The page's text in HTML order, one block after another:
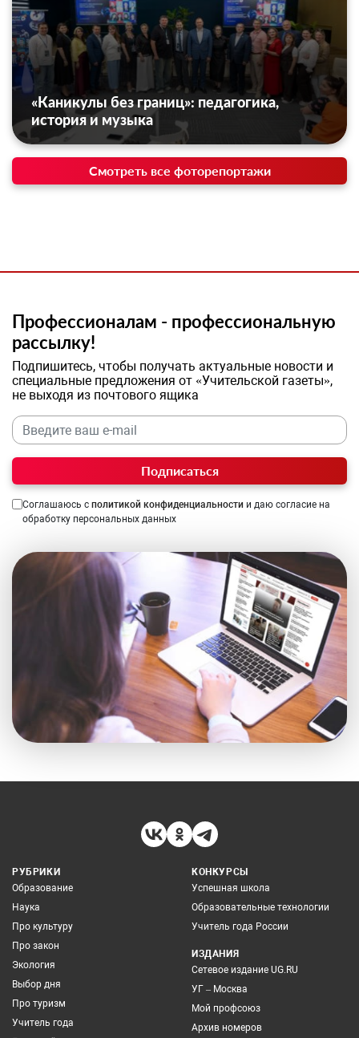
«Каникулы без границ»: педагогика,
история и музыка
Смотреть все фоторепортажи
Профессионалам - профессиональную
рассылку!
Подпишитесь, чтобы получать актуальные новости и
специальные предложения от «Учительской газеты»,
не выходя из почтового ящика
Подписаться
Соглашаюсь с политикой конфиденциальности и даю согласие на
обработку персональных данных
РУБРИКИ
Образование
Наука
Про культуру
Про закон
Экология
Выбор дня
Про туризм
Учитель года
КОНКУРСЫ
Успешная школа
Образовательные технологии
Учитель года России
ИЗДАНИЯ
Сетевое издание UG.RU
УГ – Москва
Мой профсоюз
Архив номеров